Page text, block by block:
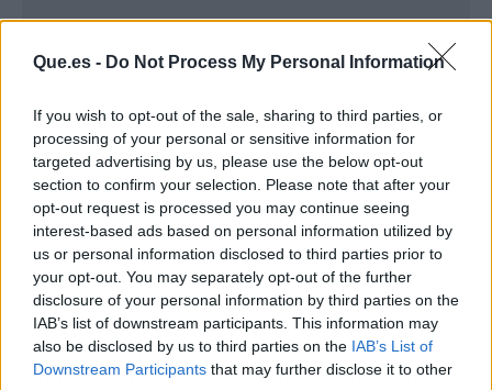
Que.es - Do Not Process My Personal Information
If you wish to opt-out of the sale, sharing to third parties, or
processing of your personal or sensitive information for
targeted advertising by us, please use the below opt-out
section to confirm your selection. Please note that after your
opt-out request is processed you may continue seeing
interest-based ads based on personal information utilized by
us or personal information disclosed to third parties prior to
your opt-out. You may separately opt-out of the further
disclosure of your personal information by third parties on the
IAB’s list of downstream participants. This information may
also be disclosed by us to third parties on the IAB’s List of
Downstream Participants that may further disclose it to other
Por otra parte, loslibros de mantenimiento y
revisionessirven como si fueran un historial
clínico de un coche. Por lo tanto, es importante